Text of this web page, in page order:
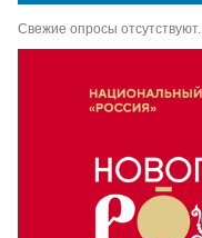
Свежие опросы отсутствуют...